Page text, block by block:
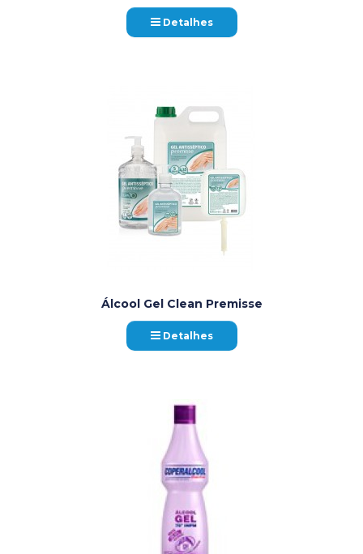
Detalhes
Álcool Gel Clean Premisse
Detalhes